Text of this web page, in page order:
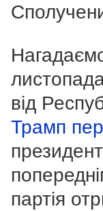
від
Трамп
партія